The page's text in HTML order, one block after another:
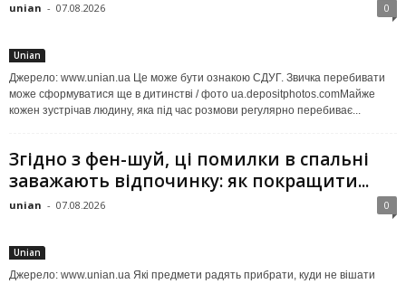
unian - 07.08.2026 0
Unian
Джерело: www.unian.ua Це може бути ознакою СДУГ. Звичка перебивати
може сформуватися ще в дитинстві / фото ua.depositphotos.comМайже
кожен зустрічав людину, яка під час розмови регулярно перебиває...
Згідно з фен-шуй, ці помилки в спальні
заважають відпочинку: як покращити...
unian - 07.08.2026 0
Unian
Джерело: www.unian.ua Які предмети радять прибрати, куди не вішати